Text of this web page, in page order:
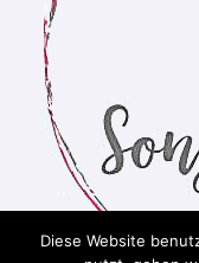
Diese Website